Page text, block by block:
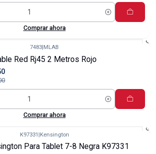
Comprar ahora
7483 MLAB
Red Rj45 2 Metros Rojo
Comprar ahora
K97331 |Kensington
Para Tablet 7-8 Negra K97331